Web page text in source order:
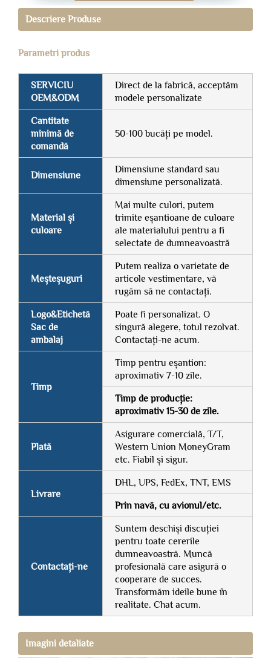
Descriere Produse
Parametri produs
SERVICIU
OEM&ODM
Direct de la fabrică, acceptăm
modele personalizate
Cantitate
minimă de
comandă
50-100 bucăți pe model.
Dimensiune
Dimensiune standard sau
dimensiune personalizată.
Material și
culoare
Mai multe culori, putem
trimite eșantioane de culoare
ale materialului pentru a fi
selectate de dumneavoastră
Meșteșuguri
Putem realiza o varietate de
articole vestimentare, vă
rugăm să ne contactați.
Logo&Etichetă
Sac de
ambalaj
Poate fi personalizat. O
singură alegere, totul rezolvat.
Contactați-ne acum.
Timp
Timp pentru eșantion:
aproximativ 7-10 zile.
Timp de producție:
aproximativ 15-30 de zile.
Plată
Asigurare comercială, T/T,
Western Union MoneyGram
etc. Fiabil și sigur.
Livrare
DHL, UPS, FedEx, TNT, EMS
Prin navă, cu avionul/etc.
Contactați-ne
Suntem deschiși discuției
pentru toate cererile
dumneavoastră. Muncă
profesională care asigură o
cooperare de succes.
Transformăm ideile bune în
realitate. Chat acum.
Imagini detaliate